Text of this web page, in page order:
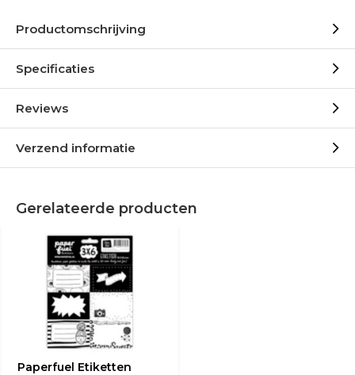
Productomschrijving
Specificaties
Reviews
Verzend informatie
Gerelateerde producten
Paperfuel Etiketten